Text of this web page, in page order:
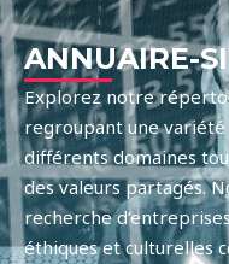
ANNUAIRE-
Explorez notre
regroupant une variété
différents domaines
des valeurs partagés.
recherche
éthiques et culturelles